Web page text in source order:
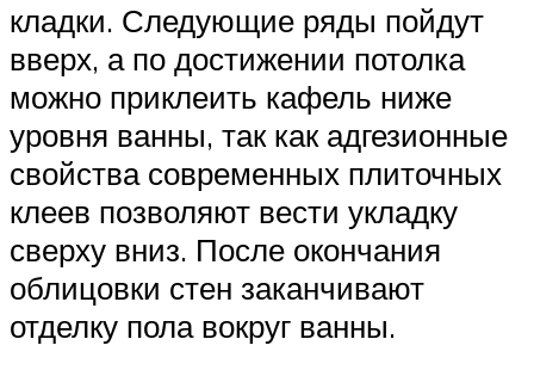
кладки. Следующие ряды пойдут
вверх, а по достижении потолка
можно приклеить кафель ниже
уровня ванны, так как адгезионные
свойства современных плиточных
клеев позволяют вести укладку
сверху вниз. После окончания
облицовки стен заканчивают
отделку пола вокруг ванны.